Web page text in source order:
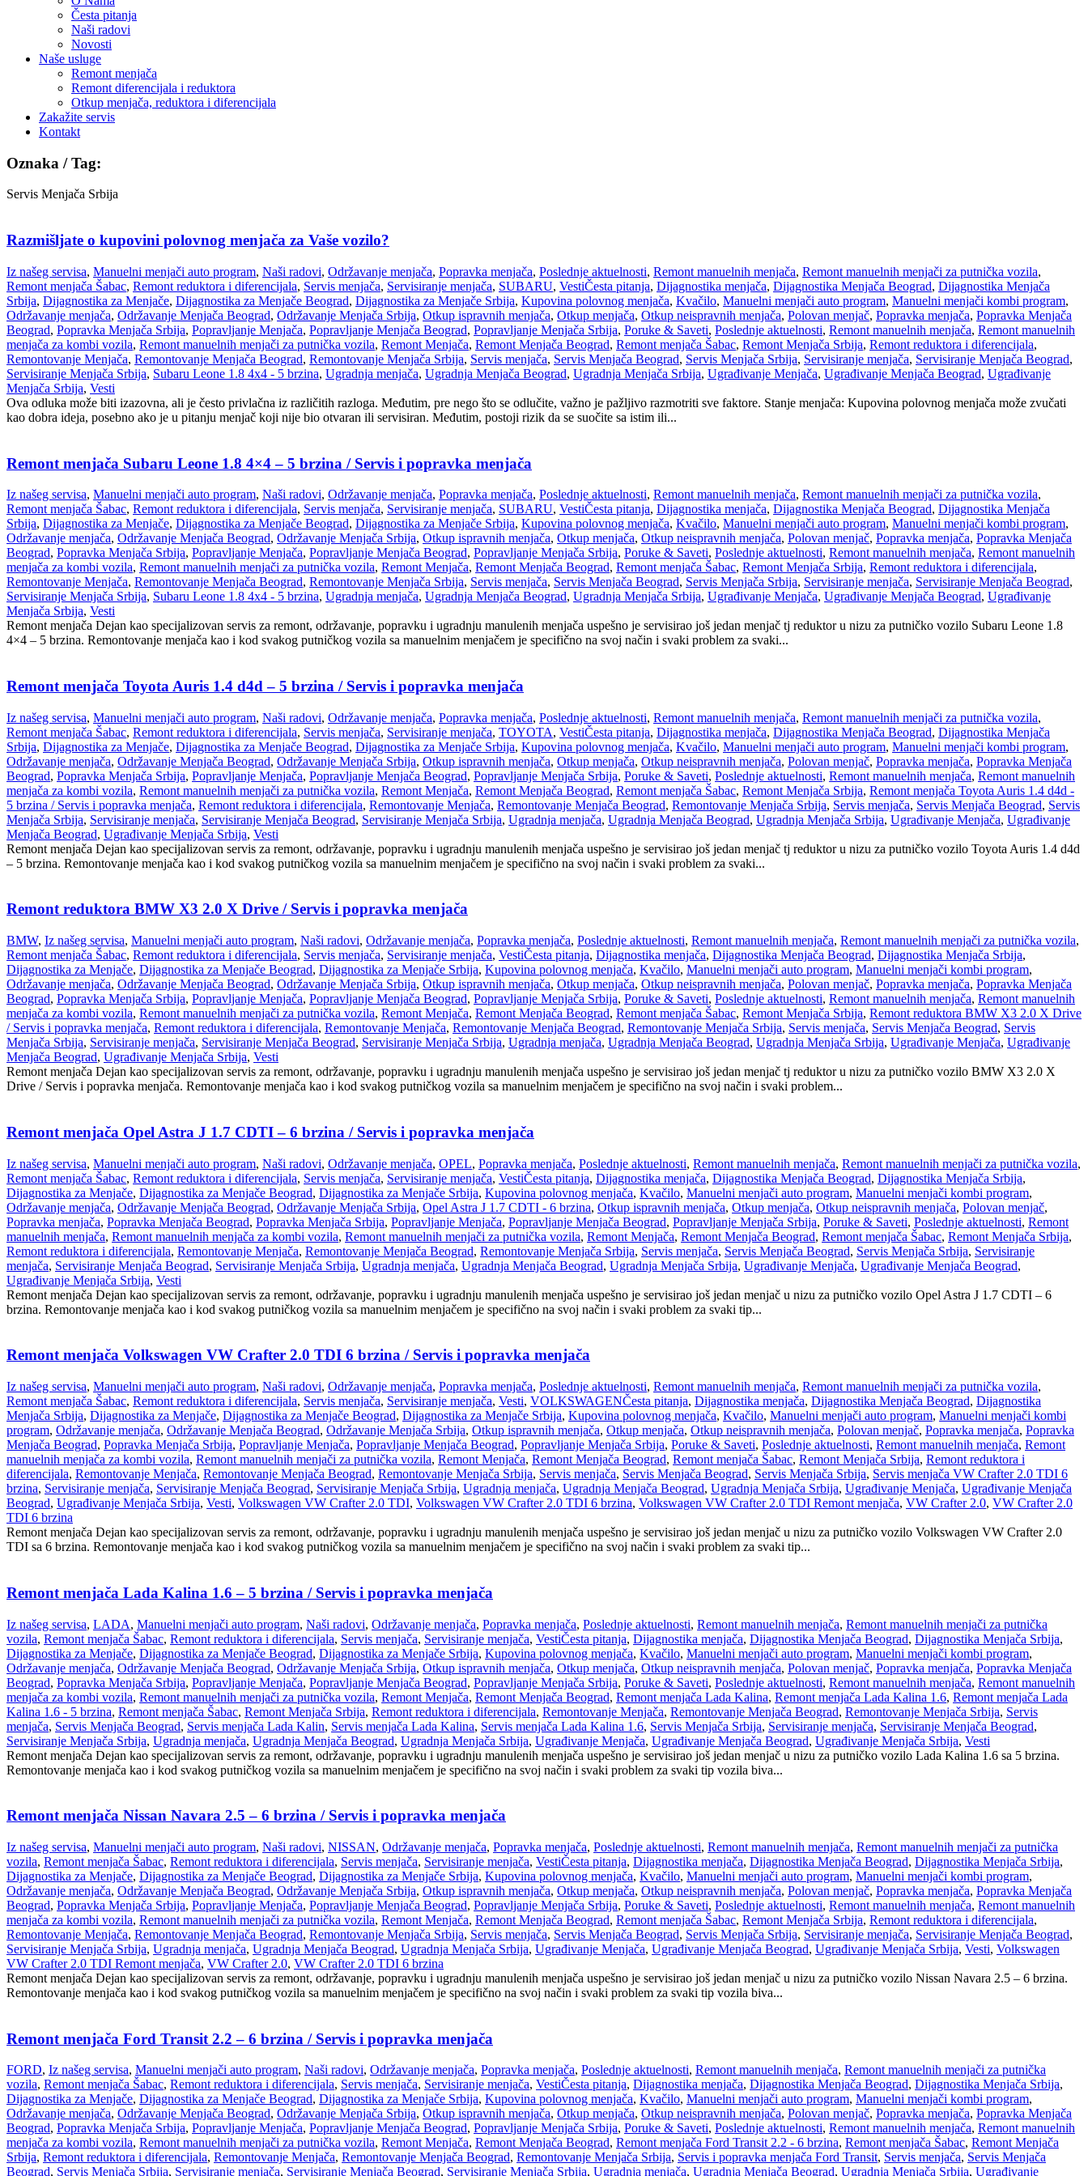
Česta pitanja
Naši radovi
Novosti
Naše usluge
Remont menjača
Remont diferencijala i reduktora
Otkup menjača, reduktora i diferencijala
Zakažite servis
Kontakt
Oznaka / Tag:
Servis Menjača Srbija
Razmišljate o kupovini polovnog menjača za Vaše vozilo?
Iz našeg servisa, Manuelni menjači auto program, Naši radovi, Održavanje menjača, Popravka menjača, Poslednje aktuelnosti, Remont manuelnih menjača, Remont manuelnih menjači za putnička vozila,
Remont menjača Šabac, Remont reduktora i diferencijala, Servis menjača, Servisiranje menjača, SUBARU, VestiČesta pitanja, Dijagnostika menjača, Dijagnostika Menjača Beograd, Dijagnostika Menjača
Srbija, Dijagnostika za Menjače, Dijagnostika za Menjače Beograd, Dijagnostika za Menjače Srbija, Kupovina polovnog menjača, Kvačilo, Manuelni menjači auto program, Manuelni menjači kombi program,
Održavanje menjača, Održavanje Menjača Beograd, Održavanje Menjača Srbija, Otkup ispravnih menjača, Otkup menjača, Otkup neispravnih menjača, Polovan menjač, Popravka menjača, Popravka Menjača
Beograd, Popravka Menjača Srbija, Popravljanje Menjača, Popravljanje Menjača Beograd, Popravljanje Menjača Srbija, Poruke & Saveti, Poslednje aktuelnosti, Remont manuelnih menjača, Remont manuelnih
menjača za kombi vozila, Remont manuelnih menjači za putnička vozila, Remont Menjača, Remont Menjača Beograd, Remont menjača Šabac, Remont Menjača Srbija, Remont reduktora i diferencijala,
Remontovanje Menjača, Remontovanje Menjača Beograd, Remontovanje Menjača Srbija, Servis menjača, Servis Menjača Beograd, Servis Menjača Srbija, Servisiranje menjača, Servisiranje Menjača Beograd,
Servisiranje Menjača Srbija, Subaru Leone 1.8 4x4 - 5 brzina, Ugradnja menjača, Ugradnja Menjača Beograd, Ugradnja Menjača Srbija, Ugrađivanje Menjača, Ugrađivanje Menjača Beograd, Ugrađivanje
Menjača Srbija, Vesti
Ova odluka može biti izazovna, ali je često privlačna iz različitih razloga. Međutim, pre nego što se odlučite, važno je pažljivo razmotriti sve faktore. Stanje menjača: Kupovina polovnog menjača može zvučati
kao dobra ideja, posebno ako je u pitanju menjač koji nije bio otvaran ili servisiran. Međutim, postoji rizik da se suočite sa istim ili...
Remont menjača Subaru Leone 1.8 4×4 – 5 brzina / Servis i popravka menjača
Iz našeg servisa, Manuelni menjači auto program, Naši radovi, Održavanje menjača, Popravka menjača, Poslednje aktuelnosti, Remont manuelnih menjača, Remont manuelnih menjači za putnička vozila,
Remont menjača Šabac, Remont reduktora i diferencijala, Servis menjača, Servisiranje menjača, SUBARU, VestiČesta pitanja, Dijagnostika menjača, Dijagnostika Menjača Beograd, Dijagnostika Menjača
Srbija, Dijagnostika za Menjače, Dijagnostika za Menjače Beograd, Dijagnostika za Menjače Srbija, Kupovina polovnog menjača, Kvačilo, Manuelni menjači auto program, Manuelni menjači kombi program,
Održavanje menjača, Održavanje Menjača Beograd, Održavanje Menjača Srbija, Otkup ispravnih menjača, Otkup menjača, Otkup neispravnih menjača, Polovan menjač, Popravka menjača, Popravka Menjača
Beograd, Popravka Menjača Srbija, Popravljanje Menjača, Popravljanje Menjača Beograd, Popravljanje Menjača Srbija, Poruke & Saveti, Poslednje aktuelnosti, Remont manuelnih menjača, Remont manuelnih
menjača za kombi vozila, Remont manuelnih menjači za putnička vozila, Remont Menjača, Remont Menjača Beograd, Remont menjača Šabac, Remont Menjača Srbija, Remont reduktora i diferencijala,
Remontovanje Menjača, Remontovanje Menjača Beograd, Remontovanje Menjača Srbija, Servis menjača, Servis Menjača Beograd, Servis Menjača Srbija, Servisiranje menjača, Servisiranje Menjača Beograd,
Servisiranje Menjača Srbija, Subaru Leone 1.8 4x4 - 5 brzina, Ugradnja menjača, Ugradnja Menjača Beograd, Ugradnja Menjača Srbija, Ugrađivanje Menjača, Ugrađivanje Menjača Beograd, Ugrađivanje
Menjača Srbija, Vesti
Remont menjača Dejan kao specijalizovan servis za remont, održavanje, popravku i ugradnju manulenih menjača uspešno je servisirao još jedan menjač tj reduktor u nizu za putničko vozilo Subaru Leone 1.8
4×4 – 5 brzina. Remontovanje menjača kao i kod svakog putničkog vozila sa manuelnim menjačem je specifično na svoj način i svaki problem za svaki...
Remont menjača Toyota Auris 1.4 d4d – 5 brzina / Servis i popravka menjača
Iz našeg servisa, Manuelni menjači auto program, Naši radovi, Održavanje menjača, Popravka menjača, Poslednje aktuelnosti, Remont manuelnih menjača, Remont manuelnih menjači za putnička vozila,
Remont menjača Šabac, Remont reduktora i diferencijala, Servis menjača, Servisiranje menjača, TOYOTA, VestiČesta pitanja, Dijagnostika menjača, Dijagnostika Menjača Beograd, Dijagnostika Menjača
Srbija, Dijagnostika za Menjače, Dijagnostika za Menjače Beograd, Dijagnostika za Menjače Srbija, Kupovina polovnog menjača, Kvačilo, Manuelni menjači auto program, Manuelni menjači kombi program,
Održavanje menjača, Održavanje Menjača Beograd, Održavanje Menjača Srbija, Otkup ispravnih menjača, Otkup menjača, Otkup neispravnih menjača, Polovan menjač, Popravka menjača, Popravka Menjača
Beograd, Popravka Menjača Srbija, Popravljanje Menjača, Popravljanje Menjača Beograd, Popravljanje Menjača Srbija, Poruke & Saveti, Poslednje aktuelnosti, Remont manuelnih menjača, Remont manuelnih
menjača za kombi vozila, Remont manuelnih menjači za putnička vozila, Remont Menjača, Remont Menjača Beograd, Remont menjača Šabac, Remont Menjača Srbija, Remont menjača Toyota Auris 1.4 d4d -
5 brzina / Servis i popravka menjača, Remont reduktora i diferencijala, Remontovanje Menjača, Remontovanje Menjača Beograd, Remontovanje Menjača Srbija, Servis menjača, Servis Menjača Beograd, Servis
Menjača Srbija, Servisiranje menjača, Servisiranje Menjača Beograd, Servisiranje Menjača Srbija, Ugradnja menjača, Ugradnja Menjača Beograd, Ugradnja Menjača Srbija, Ugrađivanje Menjača, Ugrađivanje
Menjača Beograd, Ugrađivanje Menjača Srbija, Vesti
Remont menjača Dejan kao specijalizovan servis za remont, održavanje, popravku i ugradnju manulenih menjača uspešno je servisirao još jedan menjač tj reduktor u nizu za putničko vozilo Toyota Auris 1.4 d4d
– 5 brzina. Remontovanje menjača kao i kod svakog putničkog vozila sa manuelnim menjačem je specifično na svoj način i svaki problem za svaki...
Remont reduktora BMW X3 2.0 X Drive / Servis i popravka menjača
BMW, Iz našeg servisa, Manuelni menjači auto program, Naši radovi, Održavanje menjača, Popravka menjača, Poslednje aktuelnosti, Remont manuelnih menjača, Remont manuelnih menjači za putnička vozila,
Remont menjača Šabac, Remont reduktora i diferencijala, Servis menjača, Servisiranje menjača, VestiČesta pitanja, Dijagnostika menjača, Dijagnostika Menjača Beograd, Dijagnostika Menjača Srbija,
Dijagnostika za Menjače, Dijagnostika za Menjače Beograd, Dijagnostika za Menjače Srbija, Kupovina polovnog menjača, Kvačilo, Manuelni menjači auto program, Manuelni menjači kombi program,
Održavanje menjača, Održavanje Menjača Beograd, Održavanje Menjača Srbija, Otkup ispravnih menjača, Otkup menjača, Otkup neispravnih menjača, Polovan menjač, Popravka menjača, Popravka Menjača
Beograd, Popravka Menjača Srbija, Popravljanje Menjača, Popravljanje Menjača Beograd, Popravljanje Menjača Srbija, Poruke & Saveti, Poslednje aktuelnosti, Remont manuelnih menjača, Remont manuelnih
menjača za kombi vozila, Remont manuelnih menjači za putnička vozila, Remont Menjača, Remont Menjača Beograd, Remont menjača Šabac, Remont Menjača Srbija, Remont reduktora BMW X3 2.0 X Drive
/ Servis i popravka menjača, Remont reduktora i diferencijala, Remontovanje Menjača, Remontovanje Menjača Beograd, Remontovanje Menjača Srbija, Servis menjača, Servis Menjača Beograd, Servis
Menjača Srbija, Servisiranje menjača, Servisiranje Menjača Beograd, Servisiranje Menjača Srbija, Ugradnja menjača, Ugradnja Menjača Beograd, Ugradnja Menjača Srbija, Ugrađivanje Menjača, Ugrađivanje
Menjača Beograd, Ugrađivanje Menjača Srbija, Vesti
Remont menjača Dejan kao specijalizovan servis za remont, održavanje, popravku i ugradnju manulenih menjača uspešno je servisirao još jedan menjač tj reduktor u nizu za putničko vozilo BMW X3 2.0 X
Drive / Servis i popravka menjača. Remontovanje menjača kao i kod svakog putničkog vozila sa manuelnim menjačem je specifično na svoj način i svaki problem...
Remont menjača Opel Astra J 1.7 CDTI – 6 brzina / Servis i popravka menjača
Iz našeg servisa, Manuelni menjači auto program, Naši radovi, Održavanje menjača, OPEL, Popravka menjača, Poslednje aktuelnosti, Remont manuelnih menjača, Remont manuelnih menjači za putnička vozila,
Remont menjača Šabac, Remont reduktora i diferencijala, Servis menjača, Servisiranje menjača, VestiČesta pitanja, Dijagnostika menjača, Dijagnostika Menjača Beograd, Dijagnostika Menjača Srbija,
Dijagnostika za Menjače, Dijagnostika za Menjače Beograd, Dijagnostika za Menjače Srbija, Kupovina polovnog menjača, Kvačilo, Manuelni menjači auto program, Manuelni menjači kombi program,
Održavanje menjača, Održavanje Menjača Beograd, Održavanje Menjača Srbija, Opel Astra J 1.7 CDTI - 6 brzina, Otkup ispravnih menjača, Otkup menjača, Otkup neispravnih menjača, Polovan menjač,
Popravka menjača, Popravka Menjača Beograd, Popravka Menjača Srbija, Popravljanje Menjača, Popravljanje Menjača Beograd, Popravljanje Menjača Srbija, Poruke & Saveti, Poslednje aktuelnosti, Remont
manuelnih menjača, Remont manuelnih menjača za kombi vozila, Remont manuelnih menjači za putnička vozila, Remont Menjača, Remont Menjača Beograd, Remont menjača Šabac, Remont Menjača Srbija,
Remont reduktora i diferencijala, Remontovanje Menjača, Remontovanje Menjača Beograd, Remontovanje Menjača Srbija, Servis menjača, Servis Menjača Beograd, Servis Menjača Srbija, Servisiranje
menjača, Servisiranje Menjača Beograd, Servisiranje Menjača Srbija, Ugradnja menjača, Ugradnja Menjača Beograd, Ugradnja Menjača Srbija, Ugrađivanje Menjača, Ugrađivanje Menjača Beograd,
Ugrađivanje Menjača Srbija, Vesti
Remont menjača Dejan kao specijalizovan servis za remont, održavanje, popravku i ugradnju manulenih menjača uspešno je servisirao još jedan menjač u nizu za putničko vozilo Opel Astra J 1.7 CDTI – 6
brzina. Remontovanje menjača kao i kod svakog putničkog vozila sa manuelnim menjačem je specifično na svoj način i svaki problem za svaki tip...
Remont menjača Volkswagen VW Crafter 2.0 TDI 6 brzina / Servis i popravka menjača
Iz našeg servisa, Manuelni menjači auto program, Naši radovi, Održavanje menjača, Popravka menjača, Poslednje aktuelnosti, Remont manuelnih menjača, Remont manuelnih menjači za putnička vozila,
Remont menjača Šabac, Remont reduktora i diferencijala, Servis menjača, Servisiranje menjača, Vesti, VOLKSWAGENČesta pitanja, Dijagnostika menjača, Dijagnostika Menjača Beograd, Dijagnostika
Menjača Srbija, Dijagnostika za Menjače, Dijagnostika za Menjače Beograd, Dijagnostika za Menjače Srbija, Kupovina polovnog menjača, Kvačilo, Manuelni menjači auto program, Manuelni menjači kombi
program, Održavanje menjača, Održavanje Menjača Beograd, Održavanje Menjača Srbija, Otkup ispravnih menjača, Otkup menjača, Otkup neispravnih menjača, Polovan menjač, Popravka menjača, Popravka
Menjača Beograd, Popravka Menjača Srbija, Popravljanje Menjača, Popravljanje Menjača Beograd, Popravljanje Menjača Srbija, Poruke & Saveti, Poslednje aktuelnosti, Remont manuelnih menjača, Remont
manuelnih menjača za kombi vozila, Remont manuelnih menjači za putnička vozila, Remont Menjača, Remont Menjača Beograd, Remont menjača Šabac, Remont Menjača Srbija, Remont reduktora i
diferencijala, Remontovanje Menjača, Remontovanje Menjača Beograd, Remontovanje Menjača Srbija, Servis menjača, Servis Menjača Beograd, Servis Menjača Srbija, Servis menjača VW Crafter 2.0 TDI 6
brzina, Servisiranje menjača, Servisiranje Menjača Beograd, Servisiranje Menjača Srbija, Ugradnja menjača, Ugradnja Menjača Beograd, Ugradnja Menjača Srbija, Ugrađivanje Menjača, Ugrađivanje Menjača
Beograd, Ugrađivanje Menjača Srbija, Vesti, Volkswagen VW Crafter 2.0 TDI, Volkswagen VW Crafter 2.0 TDI 6 brzina, Volkswagen VW Crafter 2.0 TDI Remont menjača, VW Crafter 2.0, VW Crafter 2.0
TDI 6 brzina
Remont menjača Dejan kao specijalizovan servis za remont, održavanje, popravku i ugradnju manulenih menjača uspešno je servisirao još jedan menjač u nizu za putničko vozilo Volkswagen VW Crafter 2.0
TDI sa 6 brzina. Remontovanje menjača kao i kod svakog putničkog vozila sa manuelnim menjačem je specifično na svoj način i svaki problem za svaki tip...
Remont menjača Lada Kalina 1.6 – 5 brzina / Servis i popravka menjača
Iz našeg servisa, LADA, Manuelni menjači auto program, Naši radovi, Održavanje menjača, Popravka menjača, Poslednje aktuelnosti, Remont manuelnih menjača, Remont manuelnih menjači za putnička
vozila, Remont menjača Šabac, Remont reduktora i diferencijala, Servis menjača, Servisiranje menjača, VestiČesta pitanja, Dijagnostika menjača, Dijagnostika Menjača Beograd, Dijagnostika Menjača Srbija,
Dijagnostika za Menjače, Dijagnostika za Menjače Beograd, Dijagnostika za Menjače Srbija, Kupovina polovnog menjača, Kvačilo, Manuelni menjači auto program, Manuelni menjači kombi program,
Održavanje menjača, Održavanje Menjača Beograd, Održavanje Menjača Srbija, Otkup ispravnih menjača, Otkup menjača, Otkup neispravnih menjača, Polovan menjač, Popravka menjača, Popravka Menjača
Beograd, Popravka Menjača Srbija, Popravljanje Menjača, Popravljanje Menjača Beograd, Popravljanje Menjača Srbija, Poruke & Saveti, Poslednje aktuelnosti, Remont manuelnih menjača, Remont manuelnih
menjača za kombi vozila, Remont manuelnih menjači za putnička vozila, Remont Menjača, Remont Menjača Beograd, Remont menjača Lada Kalina, Remont menjača Lada Kalina 1.6, Remont menjača Lada
Kalina 1.6 - 5 brzina, Remont menjača Šabac, Remont Menjača Srbija, Remont reduktora i diferencijala, Remontovanje Menjača, Remontovanje Menjača Beograd, Remontovanje Menjača Srbija, Servis
menjača, Servis Menjača Beograd, Servis menjača Lada Kalin, Servis menjača Lada Kalina, Servis menjača Lada Kalina 1.6, Servis Menjača Srbija, Servisiranje menjača, Servisiranje Menjača Beograd,
Servisiranje Menjača Srbija, Ugradnja menjača, Ugradnja Menjača Beograd, Ugradnja Menjača Srbija, Ugrađivanje Menjača, Ugrađivanje Menjača Beograd, Ugrađivanje Menjača Srbija, Vesti
Remont menjača Dejan kao specijalizovan servis za remont, održavanje, popravku i ugradnju manulenih menjača uspešno je servisirao još jedan menjač u nizu za putničko vozilo Lada Kalina 1.6 sa 5 brzina.
Remontovanje menjača kao i kod svakog putničkog vozila sa manuelnim menjačem je specifično na svoj način i svaki problem za svaki tip vozila biva...
Remont menjača Nissan Navara 2.5 – 6 brzina / Servis i popravka menjača
Iz našeg servisa, Manuelni menjači auto program, Naši radovi, NISSAN, Održavanje menjača, Popravka menjača, Poslednje aktuelnosti, Remont manuelnih menjača, Remont manuelnih menjači za putnička
vozila, Remont menjača Šabac, Remont reduktora i diferencijala, Servis menjača, Servisiranje menjača, VestiČesta pitanja, Dijagnostika menjača, Dijagnostika Menjača Beograd, Dijagnostika Menjača Srbija,
Dijagnostika za Menjače, Dijagnostika za Menjače Beograd, Dijagnostika za Menjače Srbija, Kupovina polovnog menjača, Kvačilo, Manuelni menjači auto program, Manuelni menjači kombi program,
Održavanje menjača, Održavanje Menjača Beograd, Održavanje Menjača Srbija, Otkup ispravnih menjača, Otkup menjača, Otkup neispravnih menjača, Polovan menjač, Popravka menjača, Popravka Menjača
Beograd, Popravka Menjača Srbija, Popravljanje Menjača, Popravljanje Menjača Beograd, Popravljanje Menjača Srbija, Poruke & Saveti, Poslednje aktuelnosti, Remont manuelnih menjača, Remont manuelnih
menjača za kombi vozila, Remont manuelnih menjači za putnička vozila, Remont Menjača, Remont Menjača Beograd, Remont menjača Šabac, Remont Menjača Srbija, Remont reduktora i diferencijala,
Remontovanje Menjača, Remontovanje Menjača Beograd, Remontovanje Menjača Srbija, Servis menjača, Servis Menjača Beograd, Servis Menjača Srbija, Servisiranje menjača, Servisiranje Menjača Beograd,
Servisiranje Menjača Srbija, Ugradnja menjača, Ugradnja Menjača Beograd, Ugradnja Menjača Srbija, Ugrađivanje Menjača, Ugrađivanje Menjača Beograd, Ugrađivanje Menjača Srbija, Vesti, Volkswagen
VW Crafter 2.0 TDI Remont menjača, VW Crafter 2.0, VW Crafter 2.0 TDI 6 brzina
Remont menjača Dejan kao specijalizovan servis za remont, održavanje, popravku i ugradnju manulenih menjača uspešno je servisirao još jedan menjač u nizu za putničko vozilo Nissan Navara 2.5 – 6 brzina.
Remontovanje menjača kao i kod svakog putničkog vozila sa manuelnim menjačem je specifično na svoj način i svaki problem za svaki tip vozila biva...
Remont menjača Ford Transit 2.2 – 6 brzina / Servis i popravka menjača
FORD, Iz našeg servisa, Manuelni menjači auto program, Naši radovi, Održavanje menjača, Popravka menjača, Poslednje aktuelnosti, Remont manuelnih menjača, Remont manuelnih menjači za putnička
vozila, Remont menjača Šabac, Remont reduktora i diferencijala, Servis menjača, Servisiranje menjača, VestiČesta pitanja, Dijagnostika menjača, Dijagnostika Menjača Beograd, Dijagnostika Menjača Srbija,
Dijagnostika za Menjače, Dijagnostika za Menjače Beograd, Dijagnostika za Menjače Srbija, Kupovina polovnog menjača, Kvačilo, Manuelni menjači auto program, Manuelni menjači kombi program,
Održavanje menjača, Održavanje Menjača Beograd, Održavanje Menjača Srbija, Otkup ispravnih menjača, Otkup menjača, Otkup neispravnih menjača, Polovan menjač, Popravka menjača, Popravka Menjača
Beograd, Popravka Menjača Srbija, Popravljanje Menjača, Popravljanje Menjača Beograd, Popravljanje Menjača Srbija, Poruke & Saveti, Poslednje aktuelnosti, Remont manuelnih menjača, Remont manuelnih
menjača za kombi vozila, Remont manuelnih menjači za putnička vozila, Remont Menjača, Remont Menjača Beograd, Remont menjača Ford Transit 2.2 - 6 brzina, Remont menjača Šabac, Remont Menjača
Srbija, Remont reduktora i diferencijala, Remontovanje Menjača, Remontovanje Menjača Beograd, Remontovanje Menjača Srbija, Servis i popravka menjača Ford Transit, Servis menjača, Servis Menjača
Beograd, Servis Menjača Srbija, Servisiranje menjača, Servisiranje Menjača Beograd, Servisiranje Menjača Srbija, Ugradnja menjača, Ugradnja Menjača Beograd, Ugradnja Menjača Srbija, Ugrađivanje